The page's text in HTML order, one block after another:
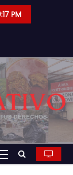
PM